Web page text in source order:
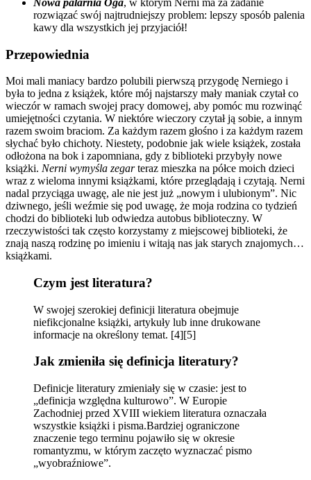
rozwiązać swój najtrudniejszy problem: lepszy sposób palenia
kawy dla wszystkich jej przyjaciół!
Przepowiednia
Moi mali maniacy bardzo polubili pierwszą przygodę Nerniego i
była to jedna z książek, które mój najstarszy mały maniak czytał co
wieczór w ramach swojej pracy domowej, aby pomóc mu rozwinąć
umiejętności czytania. W niektóre wieczory czytał ją sobie, a innym
razem swoim braciom. Za każdym razem głośno i za każdym razem
słychać było chichoty. Niestety, podobnie jak wiele książek, została
odłożona na bok i zapomniana, gdy z biblioteki przybyły nowe
książki. Nerni wymyśla zegarteraz mieszka na półce moich dzieci
wraz z wieloma innymi książkami, które przeglądają i czytają. Nerni
nadal przyciąga uwagę, ale nie jest już „nowym i ulubionym”. Nic
dziwnego, jeśli weźmie się pod uwagę, że moja rodzina co tydzień
chodzi do biblioteki lub odwiedza autobus biblioteczny. W
rzeczywistości tak często korzystamy z miejscowej biblioteki, że
znają naszą rodzinę po imieniu i witają nas jak starych znajomych…
książkami.
Czym jest literatura?
W swojej szerokiej definicji literatura obejmuje
niefikcjonalne książki, artykuły lub inne drukowane
informacje na określony temat. [4][5]
Jak zmieniła się definicja literatury?
Definicje literatury zmieniały się w czasie: jest to
„definicja względna kulturowo”. W Europie
Zachodniej przed XVIII wiekiem literatura oznaczała
wszystkie książki i pisma.Bardziej ograniczone
znaczenie tego terminu pojawiło się w okresie
romantyzmu, w którym zaczęto wyznaczać pismo
„wyobraźniowe”.